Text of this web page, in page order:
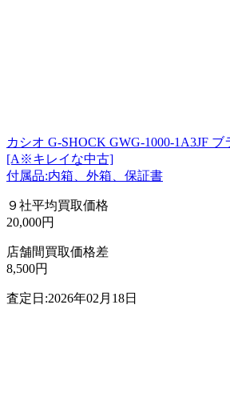
カシオ G-SHOCK GWG-1000-1A3JF
[A※キレイな中古]
付属品:内箱、外箱、保証書
９社平均買取価格
20,000円
店舗間買取価格差
8,500円
査定日:2026年02月18日